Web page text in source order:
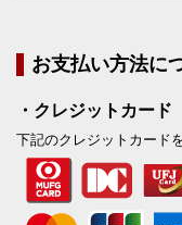
お支払い方法に
・クレジットカード
下記のクレジットカード